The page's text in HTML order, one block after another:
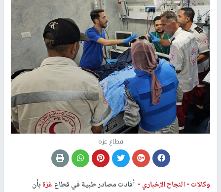
قطاع غزة
وكالات -النجاح الإخباري - أفادت مصادر طبية في قطاعغزةبأن